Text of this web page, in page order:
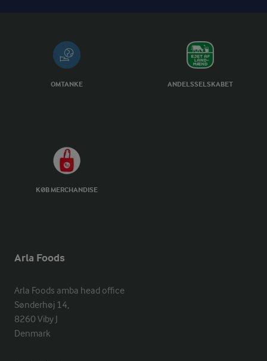
OMTANKE ANDELSSELSKABET
KØB MERCHANDISE
Arla Foods
Arla Foods amba head office
Sønderhøj 14,
8260 Viby J
Denmark